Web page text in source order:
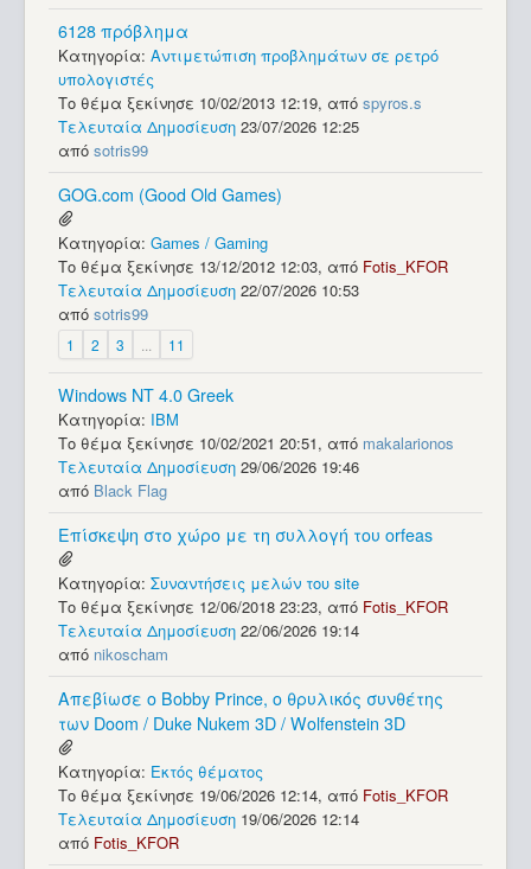
6128 πρόβλημα
Κατηγορία: Αντιμετώπιση προβλημάτων σε ρετρό
υπολογιστές
Το θέμα ξεκίνησε 10/02/2013 12:19, από spyros.s
Τελευταία Δημοσίευση 23/07/2026 12:25
από sotris99
GOG.com (Good Old Games)
Κατηγορία: Games / Gaming
Το θέμα ξεκίνησε 13/12/2012 12:03, από Fotis_KFOR
Τελευταία Δημοσίευση 22/07/2026 10:53
από sotris99
1 2 3 ... 11
Windows NT 4.0 Greek
Κατηγορία: IBM
Το θέμα ξεκίνησε 10/02/2021 20:51, από makalarionos
Τελευταία Δημοσίευση 29/06/2026 19:46
από Black Flag
Επίσκεψη στο χώρο με τη συλλογή του orfeas
Κατηγορία: Συναντήσεις μελών του site
Το θέμα ξεκίνησε 12/06/2018 23:23, από Fotis_KFOR
Τελευταία Δημοσίευση 22/06/2026 19:14
από nikoscham
Απεβίωσε ο Bobby Prince, o θρυλικός συνθέτης
των Doom / Duke Nukem 3D / Wolfenstein 3D
Κατηγορία: Εκτός θέματος
Το θέμα ξεκίνησε 19/06/2026 12:14, από Fotis_KFOR
Τελευταία Δημοσίευση 19/06/2026 12:14
από Fotis_KFOR